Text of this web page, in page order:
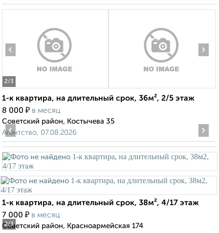
2/3
‹ ›
1-к квартира, на длительный срок, 36м², 2/5 этаж
8 000 ₽ в месяц
Советский район, Костычева 35
Агентство, 07.08.2026
2/3
‹ ›
1-к квартира, на длительный срок, 38м², 4/17 этаж
7 000 ₽ в месяц
Советский район, Красноармейская 174